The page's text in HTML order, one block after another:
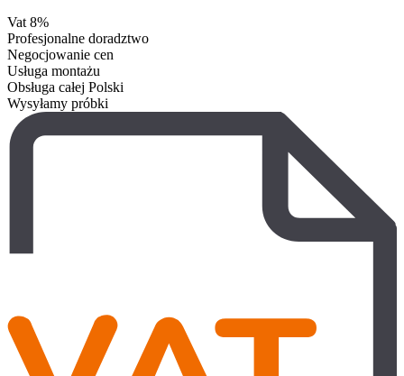
Vat 8%
Profesjonalne doradztwo
Negocjowanie cen
Usługa montażu
Obsługa całej Polski
Wysyłamy próbki